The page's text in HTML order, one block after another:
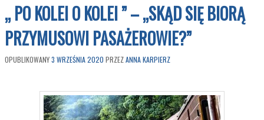
„ PO KOLEI O KOLEI ” – „SKĄD SIĘ BIORĄ
PRZYMUSOWI PASAŻEROWIE?”
OPUBLIKOWANY3 WRZEŚNIA 2020 PRZEZANNA KARPIERZ